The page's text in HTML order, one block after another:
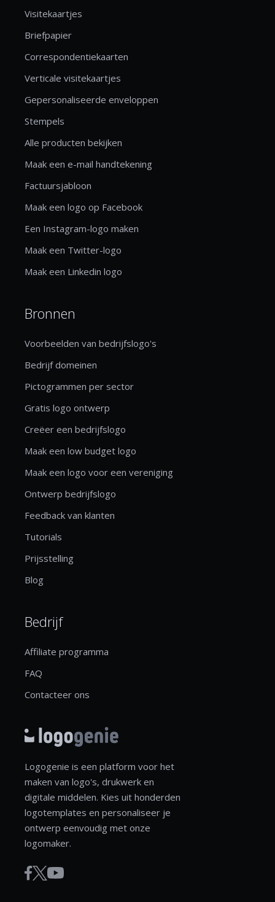
Visitekaartjes
Briefpapier
Correspondentiekaarten
Verticale visitekaartjes
Gepersonaliseerde enveloppen
Stempels
Alle producten bekijken
Maak een e-mail handtekening
Factuursjabloon
Maak een logo op Facebook
Een Instagram-logo maken
Maak een Twitter-logo
Maak een Linkedin logo
Bronnen
Voorbeelden van bedrijfslogo's
Bedrijf domeinen
Pictogrammen per sector
Gratis logo ontwerp
Creëer een bedrijfslogo
Maak een low budget logo
Maak een logo voor een vereniging
Ontwerp bedrijfslogo
Feedback van klanten
Tutorials
Prijsstelling
Blog
Bedrijf
Affiliate programma
FAQ
Contacteer ons
Logogenie is een platform voor het
maken van logo's, drukwerk en
digitale middelen. Kies uit honderden
logotemplates en personaliseer je
ontwerp eenvoudig met onze
logomaker.